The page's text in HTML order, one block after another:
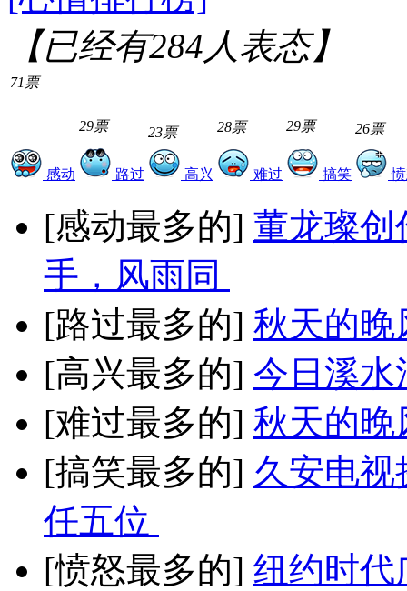
【已经有284人表态】
71票
感动
29票
路过
23票
高兴
28票
难过
29票
搞笑
26票
[感动最多的] 董龙璨创
手，风雨同
[路过最多的] 秋天的晚
[高兴最多的] 今日溪水
[难过最多的] 秋天的晚
[搞笑最多的] 久安电
任五位
[愤怒最多的] 纽约时代